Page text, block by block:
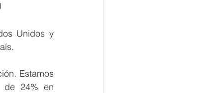
Unidos y
Estamos
de 24% en